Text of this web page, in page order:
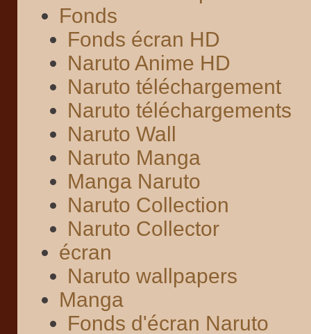
Fonds
Fonds écran HD
Naruto Anime HD
Naruto téléchargement
Naruto téléchargements
Naruto Wall
Naruto Manga
Manga Naruto
Naruto Collection
Naruto Collector
écran
Naruto wallpapers
Manga
Fonds d'écran Naruto